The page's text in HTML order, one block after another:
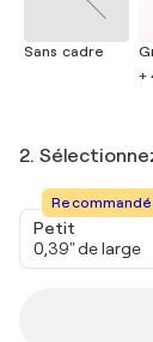
Sans cadre
+
2.
Recommandé
Petit
0,39" de large